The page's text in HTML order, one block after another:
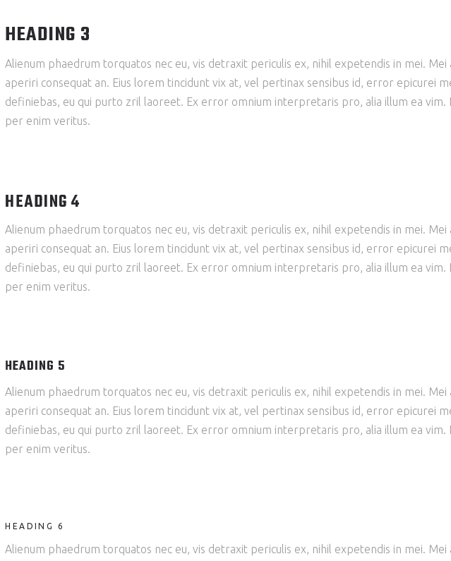
HEADING 3
Alienum phaedrum torquatos nec eu, vis detraxit periculis ex, nihil expetendis in mei.
aperiri consequat an. Eius lorem tincidunt vix at, vel pertinax sensibus id, error epicurei
definiebas, eu qui purto zril laoreet. Ex error omnium interpretaris pro, alia illum ea
per enim veritus.
HEADING 4
Alienum phaedrum torquatos nec eu, vis detraxit periculis ex, nihil expetendis in mei.
aperiri consequat an. Eius lorem tincidunt vix at, vel pertinax sensibus id, error epicurei
definiebas, eu qui purto zril laoreet. Ex error omnium interpretaris pro, alia illum ea
per enim veritus.
HEADING 5
Alienum phaedrum torquatos nec eu, vis detraxit periculis ex, nihil expetendis in mei.
aperiri consequat an. Eius lorem tincidunt vix at, vel pertinax sensibus id, error epicurei
definiebas, eu qui purto zril laoreet. Ex error omnium interpretaris pro, alia illum ea
per enim veritus.
HEADING 6
Alienum phaedrum torquatos nec eu, vis detraxit periculis ex, nihil expetendis in mei.